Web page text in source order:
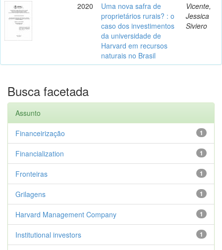
2020
Uma nova safra de
proprietários rurais? : o
caso dos investimentos
da universidade de
Harvard em recursos
naturais no Brasil
Vicente,
Jessica
Siviero
Busca facetada
Assunto
1
Financeirização
1
Financialization
1
Fronteiras
1
Grilagens
1
Harvard Management Company
1
Institutional investors